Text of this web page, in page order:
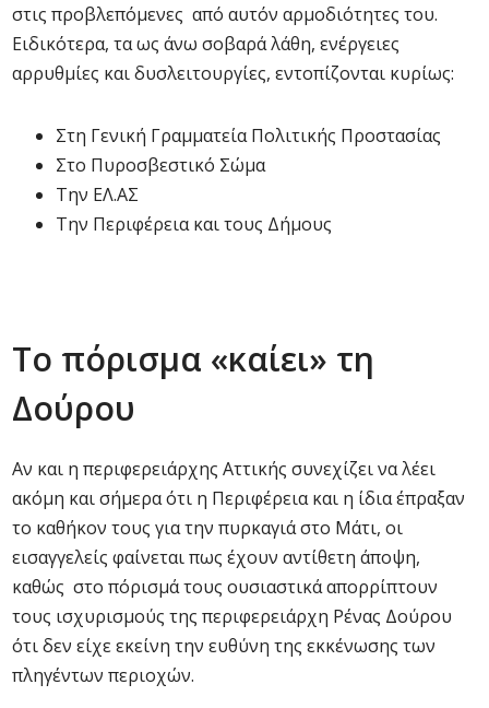
στις προβλεπόμενες από αυτόν αρμοδιότητες του.
Ειδικότερα, τα ως άνω σοβαρά λάθη, ενέργειες
αρρυθμίες και δυσλειτουργίες, εντοπίζονται κυρίως:
Στη Γενική Γραμματεία Πολιτικής Προστασίας
Στο Πυροσβεστικό Σώμα
Την ΕΛ.ΑΣ
Την Περιφέρεια και τους Δήμους
Το πόρισμα «καίει» τη
Δούρου
Αν και η περιφερειάρχης Αττικής συνεχίζει να λέει
ακόμη και σήμερα ότι η Περιφέρεια και η ίδια έπραξαν
το καθήκον τους για την πυρκαγιά στο Μάτι, οι
εισαγγελείς φαίνεται πως έχουν αντίθετη άποψη,
καθώς στο πόρισμά τους ουσιαστικά απορρίπτουν
τους ισχυρισμούς της περιφερειάρχη Ρένας Δούρου
ότι δεν είχε εκείνη την ευθύνη της εκκένωσης των
πληγέντων περιοχών.